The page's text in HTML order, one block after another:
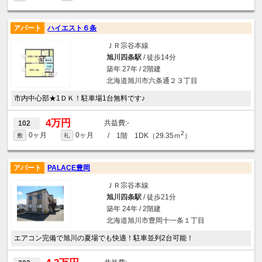
アパート ハイエスト６条
ＪＲ宗谷本線
旭川四条駅/ 徒歩14分
築年 27年 / 2階建
北海道旭川市六条通２３丁目
市内中心部★1ＤＫ！駐車場1台無料です♪
102 4万円 -
敷 0ヶ月 礼 0ヶ月 / 1階 1DK（29.35ｍ2 ）
アパート PALACE豊岡
ＪＲ宗谷本線
旭川四条駅/ 徒歩21分
築年 24年 / 2階建
北海道旭川市豊岡十一条１丁目
エアコン完備で旭川の夏場でも快適！駐車並列2台可能！